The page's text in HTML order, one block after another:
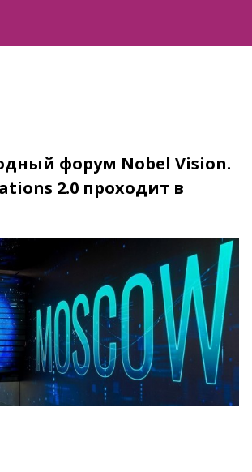
форум Nobel Vision.
2.0 проходит в